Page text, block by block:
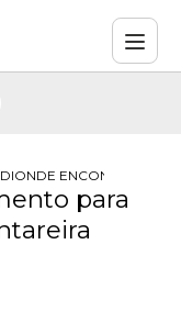
PREVENTIVA
ONDE ENCONTRAR
para